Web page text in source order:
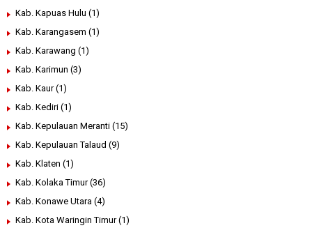
Kab. Kapuas Hulu (1)
Kab. Karangasem (1)
Kab. Karawang (1)
Kab. Karimun (3)
Kab. Kaur (1)
Kab. Kediri (1)
Kab. Kepulauan Meranti (15)
Kab. Kepulauan Talaud (9)
Kab. Klaten (1)
Kab. Kolaka Timur (36)
Kab. Konawe Utara (4)
Kab. Kota Waringin Timur (1)